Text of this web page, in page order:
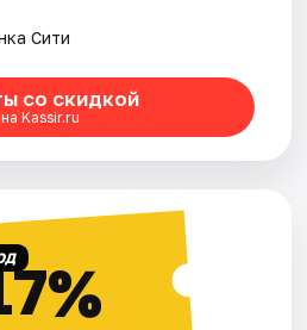
Сити
со скидкой
на Kassir.ru